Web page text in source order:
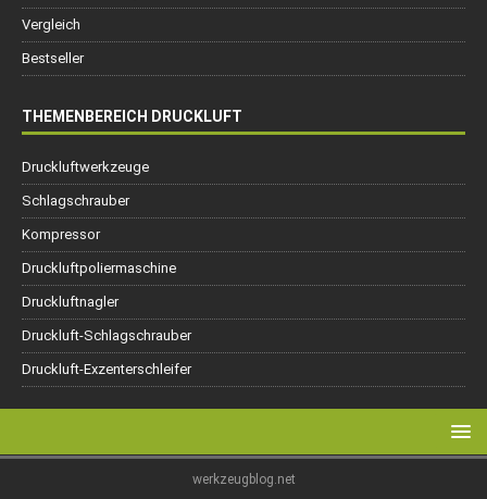
Vergleich
Bestseller
THEMENBEREICH DRUCKLUFT
Druckluftwerkzeuge
Schlagschrauber
Kompressor
Druckluftpoliermaschine
Druckluftnagler
Druckluft-Schlagschrauber
Druckluft-Exzenterschleifer
werkzeugblog.net